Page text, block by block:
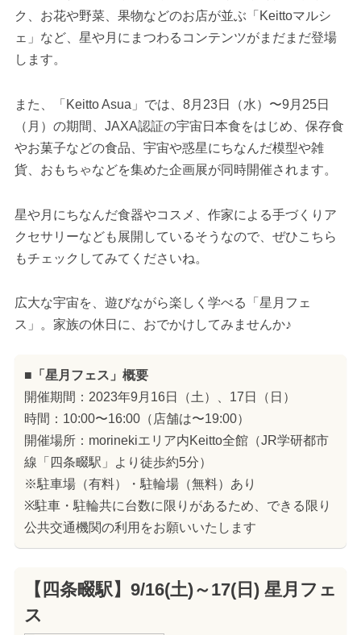
ク、お花や野菜、果物などのお店が並ぶ「Keittoマルシ
ェ」など、星や月にまつわるコンテンツがまだまだ登場
します。
また、「Keitto Asua」では、8月23日（水）〜9月25日
（月）の期間、JAXA認証の宇宙日本食をはじめ、保存食
やお菓子などの食品、宇宙や惑星にちなんだ模型や雑
貨、おもちゃなどを集めた企画展が同時開催されます。
星や月にちなんだ食器やコスメ、作家による手づくりア
クセサリーなども展開しているそうなので、ぜひこちら
もチェックしてみてくださいね。
広大な宇宙を、遊びながら楽しく学べる「星月フェ
ス」。家族の休日に、おでかけしてみませんか♪
■「星月フェス」概要
開催期間：2023年9月16日（土）、17日（日）
時間：10:00〜16:00（店舗は〜19:00）
開催場所：morinekiエリア内Keitto全館（JR学研都市
線「四条畷駅」より徒歩約5分）
※駐車場（有料）・駐輪場（無料）あり
※駐車・駐輪共に台数に限りがあるため、できる限り
公共交通機関の利用をお願いいたします
【四条畷駅】9/16(土)～17(日) 星月フェ
ス